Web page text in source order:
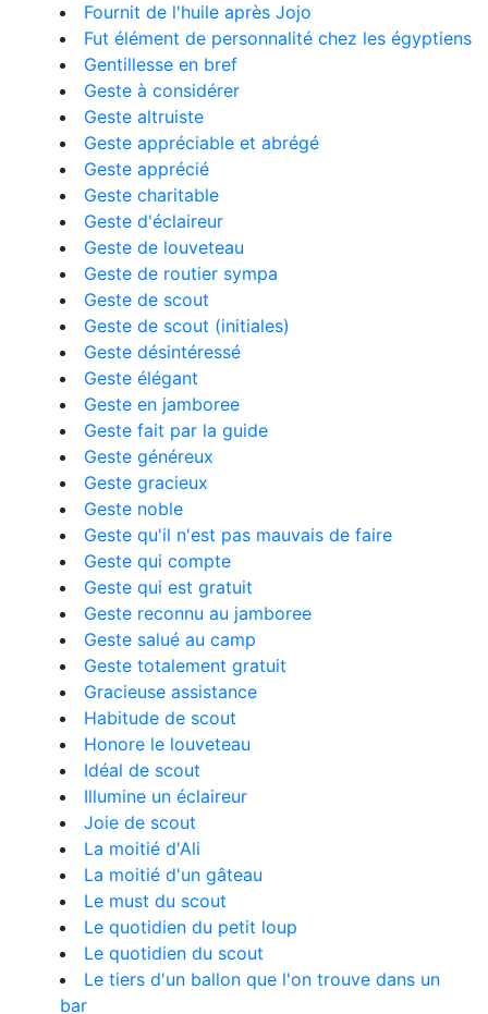
Fournit de l'huile après Jojo
Fut élément de personnalité chez les égyptiens
Gentillesse en bref
Geste à considérer
Geste altruiste
Geste appréciable et abrégé
Geste apprécié
Geste charitable
Geste d'éclaireur
Geste de louveteau
Geste de routier sympa
Geste de scout
Geste de scout (initiales)
Geste désintéressé
Geste élégant
Geste en jamboree
Geste fait par la guide
Geste généreux
Geste gracieux
Geste noble
Geste qu'il n'est pas mauvais de faire
Geste qui compte
Geste qui est gratuit
Geste reconnu au jamboree
Geste salué au camp
Geste totalement gratuit
Gracieuse assistance
Habitude de scout
Honore le louveteau
Idéal de scout
Illumine un éclaireur
Joie de scout
La moitié d'Ali
La moitié d'un gâteau
Le must du scout
Le quotidien du petit loup
Le quotidien du scout
Le tiers d'un ballon que l'on trouve dans un
bar